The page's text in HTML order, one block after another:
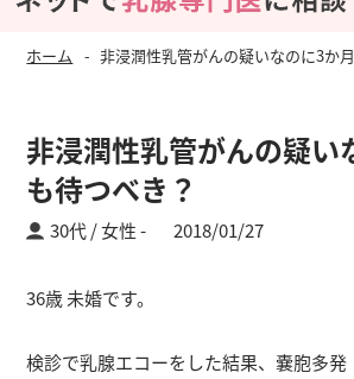
ホーム 非浸潤性乳管がんの疑いなのに3か
非浸潤性乳管がんの疑い
も待つべき？
30代 / 女性 2018/01/27
36歳 未婚です。
検診で乳腺エコーをした結果、嚢胞多